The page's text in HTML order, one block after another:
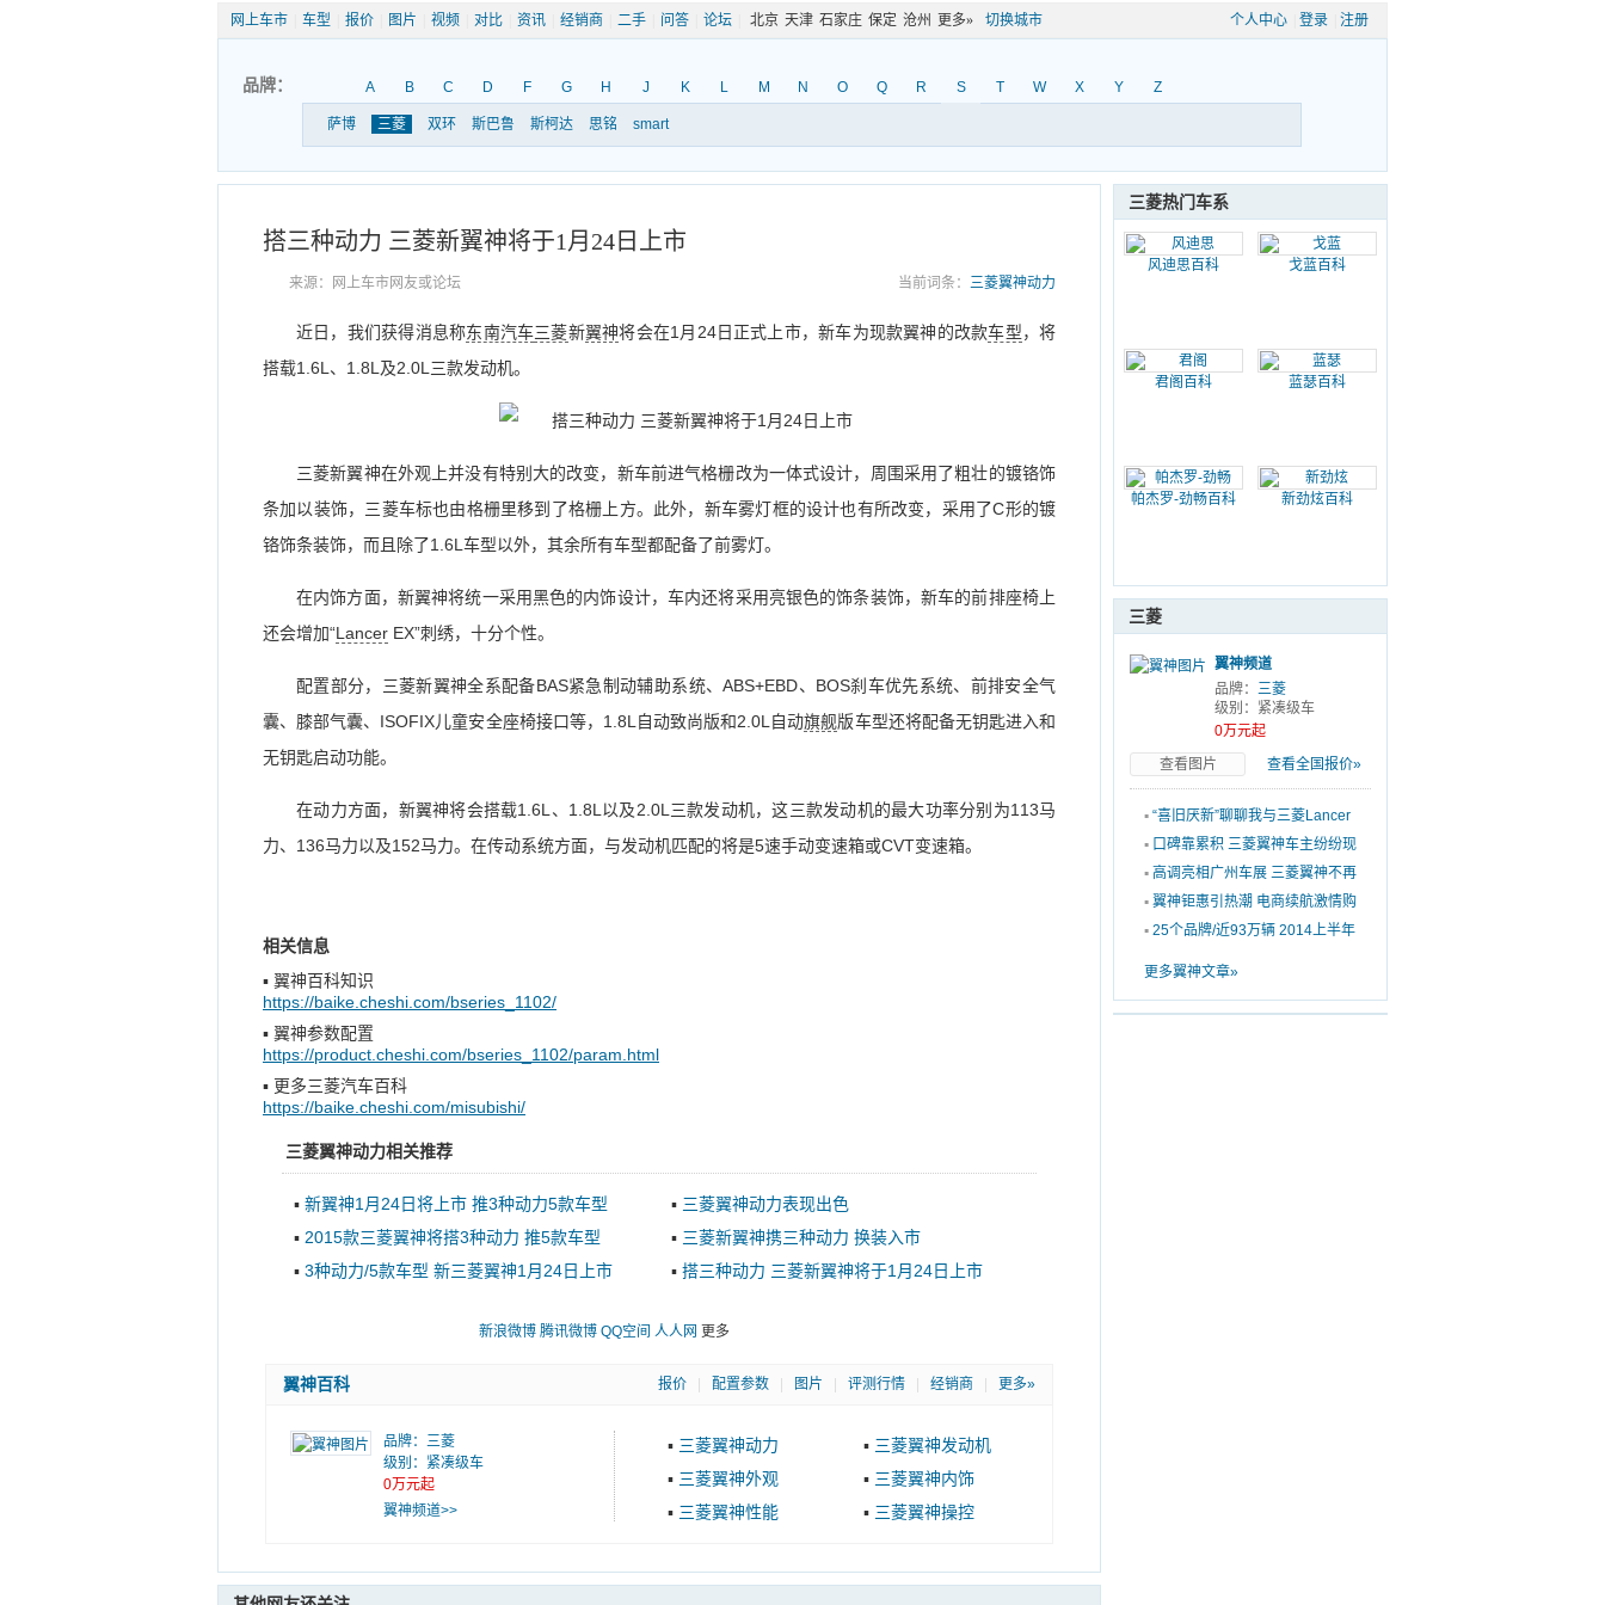
个人中心 登录 注册
网上车市 车型 报价 图片 视频 对比 资讯 经销商 二手 问答 论坛 北京 天津 石家庄 保定 沧州 更多» 切换城市
品牌： A B C D F G H J K L M N O Q R S T W X Y Z
萨博 三菱 双环 斯巴鲁 斯柯达 思铭 smart
搭三种动力 三菱新翼神将于1月24日上市
当前词条： 三菱翼神动力
来源：网上车市网友或论坛
近日，我们获得消息称东南汽车三菱新翼神将会在1月24日正式上市，新车为现款翼神的改款车型，将
搭载1.6L、1.8L及2.0L三款发动机。
三菱新翼神在外观上并没有特别大的改变，新车前进气格栅改为一体式设计，周围采用了粗壮的镀铬饰
条加以装饰，三菱车标也由格栅里移到了格栅上方。此外，新车雾灯框的设计也有所改变，采用了C形的镀
铬饰条装饰，而且除了1.6L车型以外，其余所有车型都配备了前雾灯。
在内饰方面，新翼神将统一采用黑色的内饰设计，车内还将采用亮银色的饰条装饰，新车的前排座椅上
还会增加“Lancer EX”刺绣，十分个性。
配置部分，三菱新翼神全系配备BAS紧急制动辅助系统、ABS+EBD、BOS刹车优先系统、前排安全气
囊、膝部气囊、ISOFIX儿童安全座椅接口等，1.8L自动致尚版和2.0L自动旗舰版车型还将配备无钥匙进入和
无钥匙启动功能。
在动力方面，新翼神将会搭载1.6L、1.8L以及2.0L三款发动机，这三款发动机的最大功率分别为113马
力、136马力以及152马力。在传动系统方面，与发动机匹配的将是5速手动变速箱或CVT变速箱。
相关信息
▪ 翼神百科知识
https://baike.cheshi.com/bseries_1102/
▪ 翼神参数配置
https://product.cheshi.com/bseries_1102/param.html
▪ 更多三菱汽车百科
https://baike.cheshi.com/misubishi/
三菱翼神动力相关推荐
▪ 新翼神1月24日将上市 推3种动力5款车型 ▪ 三菱翼神动力表现出色
▪ 2015款三菱翼神将搭3种动力 推5款车型 ▪ 三菱新翼神携三种动力 换装入市
▪ 3种动力/5款车型 新三菱翼神1月24日上市 ▪ 搭三种动力 三菱新翼神将于1月24日上市
新浪微博 腾讯微博 QQ空间 人人网 更多
报价 配置参数 图片 评测行情 经销商 更多»
翼神百科
品牌： 三菱
级别：紧凑级车
0万元起
翼神频道>>
▪ 三菱翼神动力 ▪ 三菱翼神发动机
▪ 三菱翼神外观 ▪ 三菱翼神内饰
▪ 三菱翼神性能 ▪ 三菱翼神操控
三菱热门车系
风迪思百科 戈蓝百科
君阁百科 蓝瑟百科
帕杰罗-劲畅百科 新劲炫百科
三菱
翼神频道
品牌： 三菱
级别：紧凑级车
0万元起
查看图片
查看全国报价»
▪ “喜旧厌新”聊聊我与三菱Lancer
的故事
▪ 口碑靠累积 三菱翼神车主纷纷现
身说法
▪ 高调亮相广州车展 三菱翼神不再
“老饼”
▪ 翼神钜惠引热潮 电商续航激情购
▪ 25个品牌/近93万辆 2014上半年
更多翼神文章»